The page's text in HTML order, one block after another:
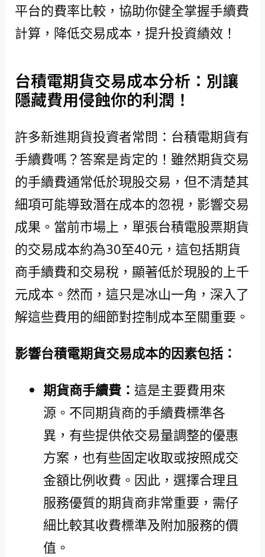
平台的費率比較，協助你健全掌握手續費
計算，降低交易成本，提升投資績效！
台積電期貨交易成本分析：別讓
隱藏費用侵蝕你的利潤！
許多新進期貨投資者常問：台積電期貨有
手續費嗎？答案是肯定的！雖然期貨交易
的手續費通常低於現股交易，但不清楚其
細項可能導致潛在成本的忽視，影響交易
成果。當前市場上，單張台積電股票期貨
的交易成本約為30至40元，這包括期貨
商手續費和交易稅，顯著低於現股的上千
元成本。然而，這只是冰山一角，深入了
解這些費用的細節對控制成本至關重要。
影響台積電期貨交易成本的因素包括：
期貨商手續費： 這是主要費用來
源。不同期貨商的手續費標準各
異，有些提供依交易量調整的優惠
方案，也有些固定收取或按照成交
金額比例收費。因此，選擇合理且
服務優質的期貨商非常重要，需仔
細比較其收費標準及附加服務的價
值。